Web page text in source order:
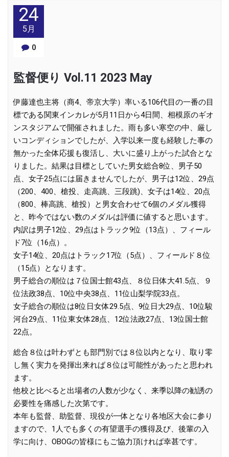
24
5月
0
監督便り Vol.11 2023 May
伊藤達也主将（商4、帝京大学）率いる106代目の一番の目
標である関東インカレが5月11日から4日間、相模原のギオ
ンスタジアムで開催されました。雨も多い寒空の中、厳し
いコンディションでしたが、入学以来一度も経験した事の
無かった全体応援も復活し、大いに盛り上がった試合とな
りました。結果は目標としていた男女総合8位、男子50
点、女子25点には届きませんでしたが、男子は12位、29点
（200、400、槍投、走高跳、三段跳)、女子は14位、20点
（800、棒高跳、槍投）と男女合わせて6個のメダル獲得
と、昨今ではない数のメダルは評価に値すると思います。
内訳は男子12位、29点はトラック9位（13点）、フィール
ド7位（16点）。
女子14位、20点はトラック17位（5点）、フィールド８位
（15点）となります。
男子総合の順位は７位国士館43点、８位日体大41.5点、９
位法政38点、10位中央38点、11位山梨学院33点。
女子総合の順位は8位日女体29.5点、9位日大29点、10位駿
河台29点、11位東女体28点、12位法政27点、13位国士館
22点。
総合８位は叶わずとも部門別では８位以内となり、取り零
し無く実力を発揮出来れば８位は可能性があったと思われ
ます。
他校と比べると出場者の人数が少なく、来季以降の勧誘の
必要性を痛感した次第です。
本年も監督、助監督、現役が一体となり各地区大会に参り
ますので、1人でも多くの有望選手の獲得及び、後輩の入
学に向け、OBOGの皆様にもご協力頂ければ幸甚です。